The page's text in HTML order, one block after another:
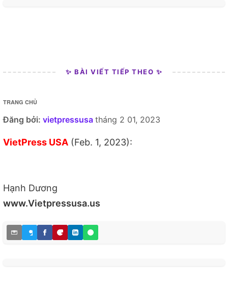
✨ BÀI VIẾT TIẾP THEO ✨
TRANG CHỦ
Đăng bởi: vietpressusa tháng 2 01, 2023
VietPress USA (Feb. 1, 2023):
Hạnh Dương
www.Vietpressusa.us